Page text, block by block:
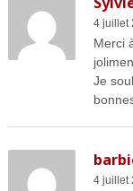
4 juillet
Merci
Je
4 juillet